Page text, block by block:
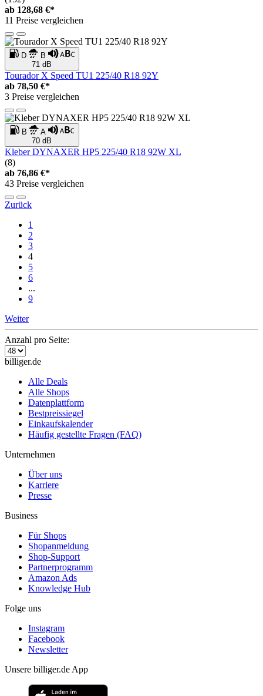
ab 128,68 €*
11 Preise vergleichen
D
B
71 dB
Tourador X Speed TU1 225/40 R18 92Y
ab 78,50 €*
3 Preise vergleichen
B
A
70 dB
Kleber DYNAXER HP5 225/40 R18 92W XL
(8)
ab 76,86 €*
43 Preise vergleichen
Zurück
1
2
3
4
5
6
...
9
Weiter
Anzahl pro Seite:
billiger.de
Alle Deals
Alle Shops
Datenplattform
Bestpreissiegel
Einkaufskalender
Häufig gestellte Fragen (FAQ)
Unternehmen
Über uns
Karriere
Presse
Business
Für Shops
Shopanmeldung
Shop-Support
Partnerprogramm
Amazon Ads
Knowledge Hub
Folge uns
Instagram
Facebook
Newsletter
Unsere billiger.de App